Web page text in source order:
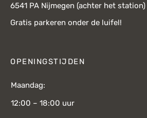
6541 PA Nijmegen (achter het station)
Gratis parkeren onder de luifel!
OPENINGSTIJDEN
Maandag:
12:00 – 18:00 uur